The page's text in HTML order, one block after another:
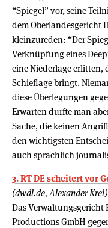
“Spiegel” vor, seine
dem Oberlandesgericht
kleinzureden: “Der
Verknüpfung eines
eine Niederlage erlitten,
Schieflage bringt.
diese Überlegungen
Erwarten durfte man
Sache, die keinen
den wichtigsten
auch sprachlich
3. RT DE scheitert vor
(dwdl.de, Alexander Krei)
Das Verwaltungsgericht
Productions GmbH